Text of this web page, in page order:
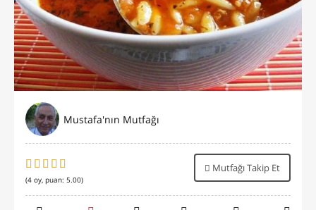
Mustafa'nın Mutfağı
(4 oy, puan: 5.00)
Mutfağı Takip Et